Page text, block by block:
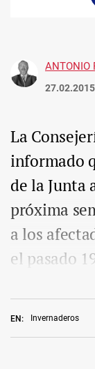
ANTONIO
EN: Invernaderos
La
informado
de la Junta
próxima
a los
el pasado